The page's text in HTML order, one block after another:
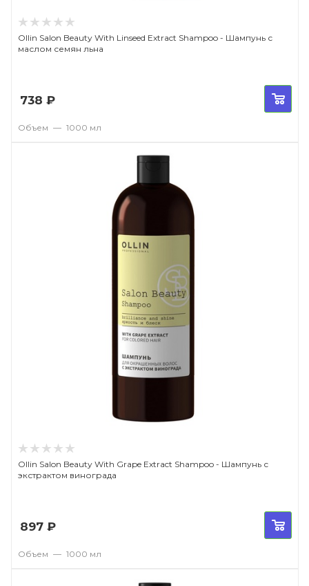
Ollin Salon Beauty With Linseed Extract Shampoo - Шампунь с
маслом семян льна
738 ₽
Объем — 1000 мл
Ollin Salon Beauty With Grape Extract Shampoo - Шампунь с
экстрактом винограда
897 ₽
Объем — 1000 мл